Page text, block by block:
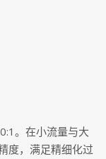
。在小流量与大
度，满足精细化过